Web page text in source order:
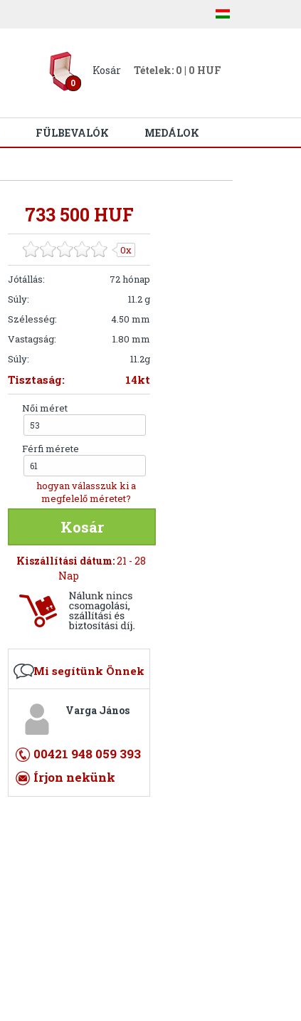
0
Kosár Tételek: 0 | 0 HUF
FÜLBEVALÓK MEDÁLOK
733 500 HUF
0x
Jótállás:
72 hónap
Súly:
11.2 g
Szélesség:
4.50 mm
Vastagság:
1.80 mm
Súly:
11.2g
Tisztaság: 14kt
Női méret
53
Férfi mérete
61
hogyan válasszuk ki a
megfelelő méretet?
Kosár
Kiszállítási dátum:21 - 28
Nap
Mi segítünk Önnek
Varga János
00421 948 059 393
Írjon nekünk